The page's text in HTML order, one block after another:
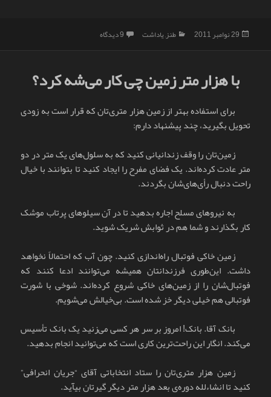
ارسال
29 نوامبر 2011 دسته‌ها
طنز,یاداشت 9 دیدگاه برای مصائب مایکل شوماخر
با هزار متر زمین چی کار می‌شه کرد؟
برای استفاده بهتر از زمین هزار متری‌تان که قرار است به زودی
تحویل بگیرید، چند پیشنهاد دارم:
زمین‌تان را وقف زندانیانی کنید که به سلول‌های یک متر در دو
متر عادت کرده‌اند. یک فضای مفرح را ایجاد کنید تا بتوانند با خیال
راحت دنبال رأی‌های‌شان بگردند.
به نیروهای مسلح اجاره بدهید تا در آن سیلوهای پرتاب موشک
کار بگذارند و شما هم در ثوابش شریک شوید.
زمین خاکی فوتبال راه‌اندازی کنید. چون آب که احتمالاً نخواهد
داشت. این‌طوری فرزندانتان همیشه می‌توانند ادعا کنند که
فوتبال‌شان را از زمین‌های خاکی شروع کرده‌اند. شوخی با شورت
فوتبالی هم خیلی دیگر خز شده است. بی‌خیالش می‌شویم.
بانک آقا. بانک! امروز بر سر هر کسی می‌زنید یک بانک تأسیس
می‌کند. انگار این راحت‌ترین کاری است که می‌توانید انجام بدهید.
زمین هزار متری‌تان را ستاد انتخاباتی آقای “جریان انحرافی”
کنید تا انشاءلله دوره‌ی بعد هزار متر دیگر گیرتان بیآید.